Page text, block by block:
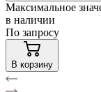
Максимальное
в наличии
По запросу
В корзину